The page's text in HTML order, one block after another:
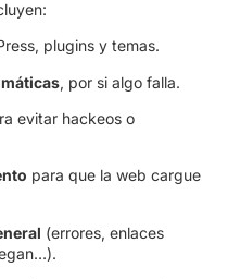
plugins y temas.
, por si algo falla.
evitar hackeos o
para que la web cargue
(errores, enlaces